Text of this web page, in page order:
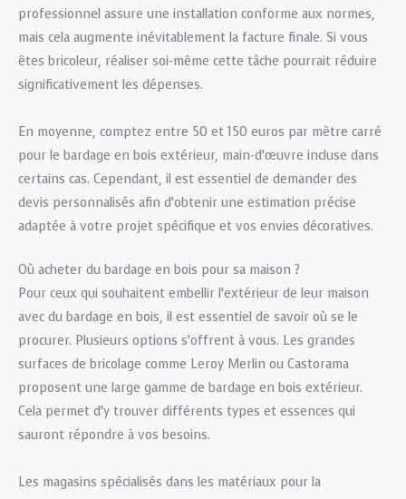
professionnel assure une installation conforme aux normes,
mais cela augmente inévitablement la facture finale. Si vous
êtes bricoleur, réaliser soi-même cette tâche pourrait réduire
significativement les dépenses.
En moyenne, comptez entre 50 et 150 euros par mètre carré
pour le bardage en bois extérieur, main-d’œuvre incluse dans
certains cas. Cependant, il est essentiel de demander des
devis personnalisés afin d’obtenir une estimation précise
adaptée à votre projet spécifique et vos envies décoratives.
Où acheter du bardage en bois pour sa maison ?
Pour ceux qui souhaitent embellir l’extérieur de leur maison
avec du bardage en bois, il est essentiel de savoir où se le
procurer. Plusieurs options s’offrent à vous. Les grandes
surfaces de bricolage comme Leroy Merlin ou Castorama
proposent une large gamme de bardage en bois extérieur.
Cela permet d’y trouver différents types et essences qui
sauront répondre à vos besoins.
Les magasins spécialisés dans les matériaux pour la